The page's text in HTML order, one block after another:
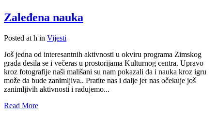
Zaleđena nauka
Posted at h in Vijesti
Još jedna od interesantnih aktivnosti u okviru programa Zimskog
grada desila se i večeras u prostorijama Kulturnog centra. Upravo
kroz fotografije naši mališani su nam pokazali da i nauka kroz igru
može da bude zanimljiva.. Pratite nas i dalje jer nas očekuje još
zanimljivih aktivnosti i radujemo...
Read More